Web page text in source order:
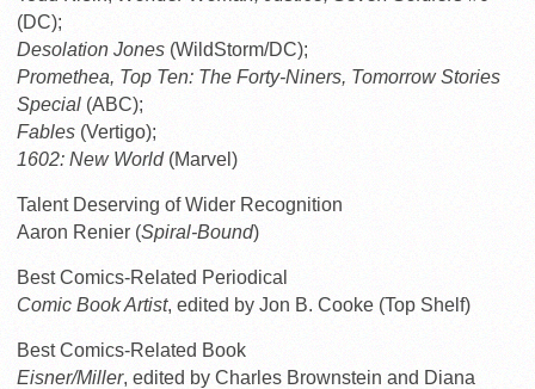
(DC);
Desolation Jones (WildStorm/DC);
Promethea, Top Ten: The Forty-Niners, Tomorrow Stories
Special (ABC);
Fables (Vertigo);
1602: New World(Marvel)
Talent Deserving of Wider Recognition
Aaron Renier (Spiral-Bound)
Best Comics-Related Periodical
Comic Book Artist, edited by Jon B. Cooke (Top Shelf)
Best Comics-Related Book
Eisner/Miller, edited by Charles Brownstein and Diana